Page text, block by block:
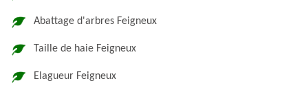
Abattage d'arbres Feigneux
Taille de haie Feigneux
Elagueur Feigneux